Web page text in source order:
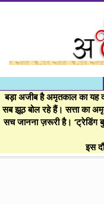
।।
BE
बड़ा अजीब है अमृतकाल का यह
सब झूठ बोल रहे हैं। सत्ता का
सच जानना ज़रूरी है। ‘ट्रेडिंग
इस